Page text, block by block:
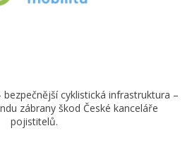
cyklistická infrastruktura –
zábrany škod České kanceláře
pojistitelů.